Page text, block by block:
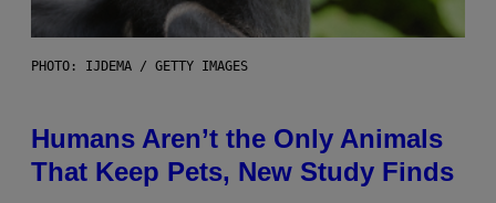
PHOTO: IJDEMA / GETTY IMAGES
Humans Aren’t the Only Animals
That Keep Pets, New Study Finds